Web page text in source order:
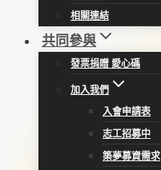
相關連結
共同參與
發票捐贈 愛心碼
加入我們
入會申請表
志工招募中
築夢募資需求